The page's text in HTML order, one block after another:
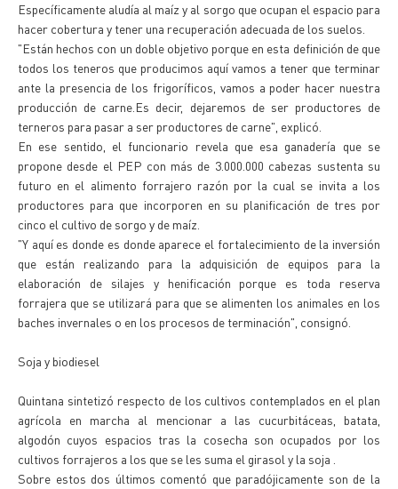
Específicamente aludía al maíz y al sorgo que ocupan el espacio para
hacer cobertura y tener una recuperación adecuada de los suelos.
"Están hechos con un doble objetivo porque en esta definición de que
todos los teneros que producimos aquí vamos a tener que terminar
ante la presencia de los frigoríficos, vamos a poder hacer nuestra
producción de carne.Es decir, dejaremos de ser productores de
terneros para pasar a ser productores de carne", explicó.
En ese sentido, el funcionario revela que esa ganadería que se
propone desde el PEP con más de 3.000.000 cabezas sustenta su
futuro en el alimento forrajero razón por la cual se invita a los
productores para que incorporen en su planificación de tres por
cinco el cultivo de sorgo y de maíz.
"Y aquí es donde es donde aparece el fortalecimiento de la inversión
que están realizando para la adquisición de equipos para la
elaboración de silajes y henificación porque es toda reserva
forrajera que se utilizará para que se alimenten los animales en los
baches invernales o en los procesos de terminación", consignó.
Soja y biodiesel
Quintana sintetizó respecto de los cultivos contemplados en el plan
agrícola en marcha al mencionar a las cucurbitáceas, batata,
algodón cuyos espacios tras la cosecha son ocupados por los
cultivos forrajeros a los que se les suma el girasol y la soja .
Sobre estos dos últimos comentó que paradójicamente son de la